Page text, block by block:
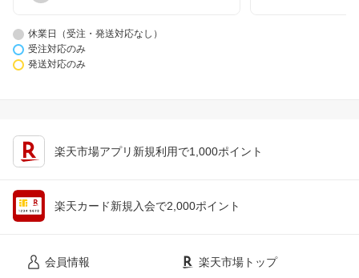
休業日（受注・発送対応なし）
受注対応のみ
発送対応のみ
楽天市場アプリ新規利用で1,000ポイント
楽天カード新規入会で2,000ポイント
会員情報 楽天市場トップ